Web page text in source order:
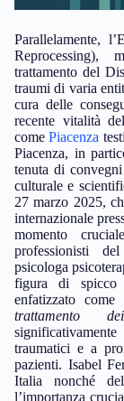
Parallelamente,
Reprocessing),
trattamento del
traumi di varia
cura delle
recente vitalità
comePiacenza
Piacenza, in
tenuta di
culturale e
27 marzo 2025,
internazionale
momento
professionisti
psicologa
figura di spicco
enfatizzato
trattamento
traumatici e a
pazienti. Isabel
Italia nonché
l’importanza